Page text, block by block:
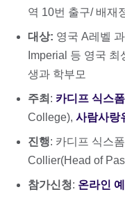
역 10번 출구/ 배재
대상: 영국 A레벨
Imperial 등 영국
생과 학부모
주최 : 카디프 식스
College), 사람사랑
진행: 카디프 식스
Collier(Head of
참가신청: 온라인